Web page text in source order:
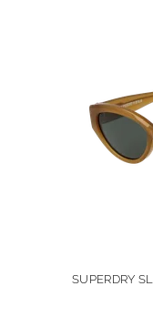
SUPERDRY